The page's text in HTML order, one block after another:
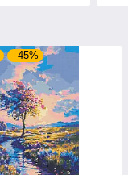
–45%